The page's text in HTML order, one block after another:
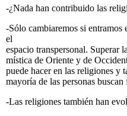
-¿Nada han contribuido las
-Sólo cambiaremos si
el
espacio transpersonal. Superar
mística de Oriente y de
puede hacer en las religiones y
mayoría de las personas
-Las religiones también han